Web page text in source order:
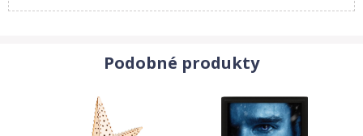
Podobné produkty